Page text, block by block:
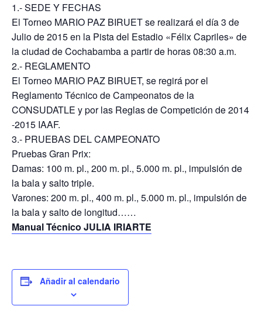
1.‐ SEDE Y FECHAS
El Torneo MARIO PAZ BIRUET se realizará el día 3 de
Julio de 2015 en la Pista del Estadio «Félix Capriles» de
la ciudad de Cochabamba a partir de horas 08:30 a.m.
2.‐ REGLAMENTO
El Torneo MARIO PAZ BIRUET, se regirá por el
Reglamento Técnico de Campeonatos de la
CONSUDATLE y por las Reglas de Competición de 2014
-2015 IAAF.
3.‐ PRUEBAS DEL CAMPEONATO
Pruebas Gran Prix:
Damas: 100 m. pl., 200 m. pl., 5.000 m. pl., impulsión de
la bala y salto triple.
Varones: 200 m. pl., 400 m. pl., 5.000 m. pl., impulsión de
la bala y salto de longitud……
Manual Técnico JULIA IRIARTE
Añadir al calendario